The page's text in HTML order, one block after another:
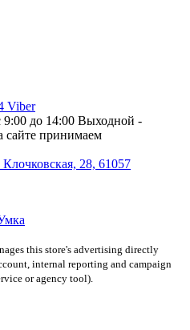
Viber
до 14:00 Выходной -
сайте принимаем
28, 61057
this store's advertising directly
internal reporting and campaign
or agency tool).